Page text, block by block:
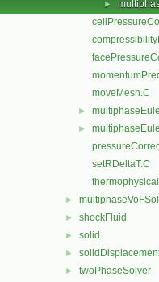
►
moveMesh.C
►
►
setRDeltaT.C
►
► shockFluid
► solid
►
► twoPhaseSolver